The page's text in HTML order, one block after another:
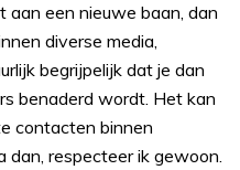
een nieuwe baan, dan
diverse media,
begrijpelijk dat je dan
benaderd wordt. Het kan
contacten binnen
dan, respecteer ik gewoon.